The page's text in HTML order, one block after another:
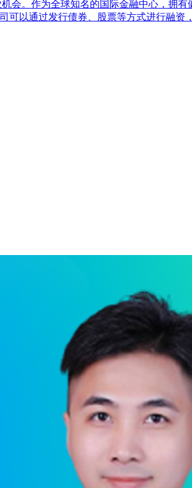
。作为全球知名的国际金融中心，拥有
以通过发行债券、股票等方式进行融资